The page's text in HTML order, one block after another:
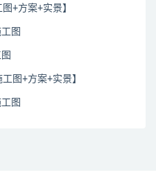
+方案+实景】
图
图+方案+实景】
图